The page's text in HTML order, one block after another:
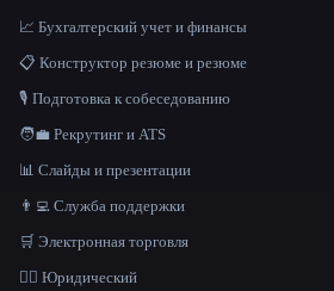
📈 Бухгалтерский учет и финансы
📋 Конструктор резюме и резюме
🎙️ Подготовка к собеседованию
🧑‍💼 Рекрутинг и ATS
📊 Слайды и презентации
👨‍💻 Служба поддержки
🛒 Электронная торговля
👩‍⚖️ Юридический